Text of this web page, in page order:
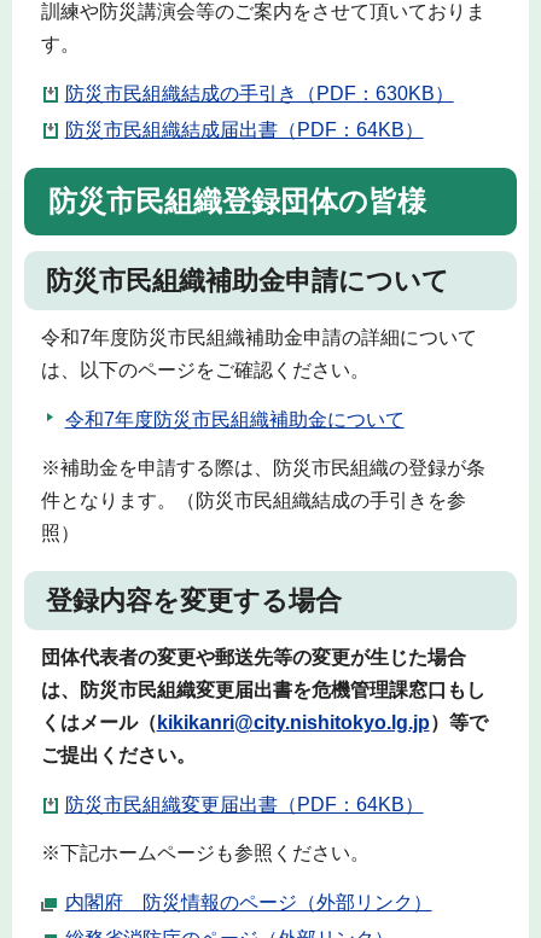
訓練や防災講演会等のご案内をさせて頂いておりま
す。
防災市民組織結成の手引き（PDF：630KB）
防災市民組織結成届出書（PDF：64KB）
防災市民組織登録団体の皆様
防災市民組織補助金申請について
令和7年度防災市民組織補助金申請の詳細について
は、以下のページをご確認ください。
令和7年度防災市民組織補助金について
※補助金を申請する際は、防災市民組織の登録が条
件となります。（防災市民組織結成の手引きを参
照）
登録内容を変更する場合
団体代表者の変更や郵送先等の変更が生じた場合
は、防災市民組織変更届出書を危機管理課窓口もし
くはメール（ kikikanri@city.nishitokyo.lg.jp）等で
ご提出ください。
防災市民組織変更届出書（PDF：64KB）
※下記ホームページも参照ください。
内閣府 防災情報のページ（外部リンク）